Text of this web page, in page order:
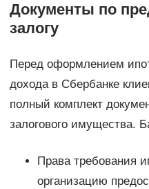
Документы по
залогу
Перед оформлением
дохода в Сбербанке
полный комплект
залогового имущества.
Права требования
организацию